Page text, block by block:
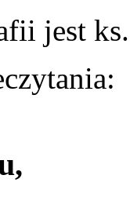
jest